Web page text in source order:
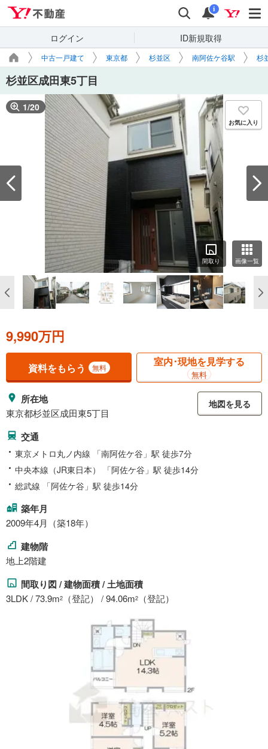
検索 通知
i
ログイン ID新規取得
中古一戸建て 東京都 杉並区 南阿佐ケ谷駅 杉
杉並区成田東5丁目
1/20
お気に入り
間取り 画像一覧
9,990万円
資料をもらう 無料 室内･現地を見学する
無料
所在地
東京都杉並区成田東5丁目
地図を見る
交通
東京メトロ丸ノ内線 「南阿佐ケ谷」駅 徒歩7分
中央本線（JR東日本） 「阿佐ケ谷」駅 徒歩14分
総武線 「阿佐ケ谷」駅 徒歩14分
築年月
2009年4月（築18年）
建物階
地上2階建
間取り図 / 建物面積 / 土地面積
3LDK / 73.9m2 （登記） / 94.06m2 （登記）